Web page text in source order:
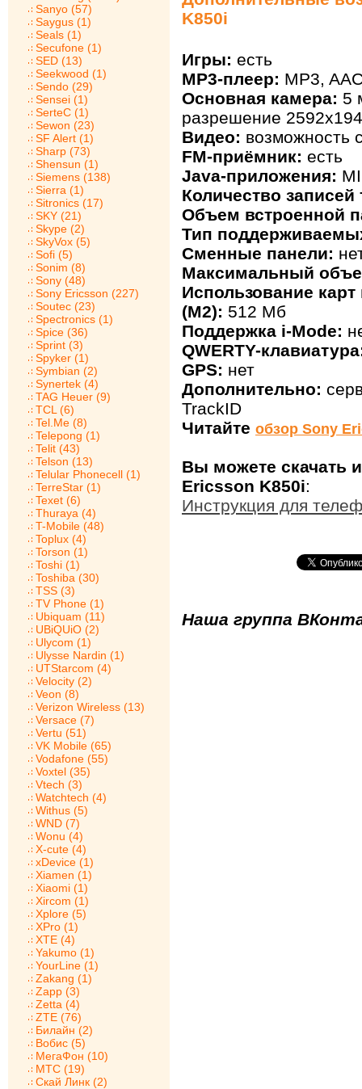
Sanyo (57)
Saygus (1)
Seals (1)
Secufone (1)
SED (13)
Seekwood (1)
Sendo (29)
Sensei (1)
SerteC (1)
Sewon (23)
SF Alert (1)
Sharp (73)
Shensun (1)
Siemens (138)
Sierra (1)
Sitronics (17)
SKY (21)
Skype (2)
SkyVox (5)
Sofi (5)
Sonim (8)
Sony (48)
Sony Ericsson (227)
Soutec (23)
Spectronics (1)
Spice (36)
Sprint (3)
Spyker (1)
Symbian (2)
Synertek (4)
TAG Heuer (9)
TCL (6)
Tel.Me (8)
Telepong (1)
Telit (43)
Telson (13)
Telular Phonecell (1)
TerreStar (1)
Texet (6)
Thuraya (4)
T-Mobile (48)
Toplux (4)
Torson (1)
Toshi (1)
Toshiba (30)
TSS (3)
TV Phone (1)
Ubiquam (11)
UBiQUiO (2)
Ulycom (1)
Ulysse Nardin (1)
UTStarcom (4)
Velocity (2)
Veon (8)
Verizon Wireless (13)
Versace (7)
Vertu (51)
VK Mobile (65)
Vodafone (55)
Voxtel (35)
Vtech (3)
Watchtech (4)
Withus (5)
WND (7)
Wonu (4)
X-cute (4)
xDevice (1)
Xiamen (1)
Xiaomi (1)
Xircom (1)
Xplore (5)
XPro (1)
XTE (4)
Yakumo (1)
YourLine (1)
Zakang (1)
Zapp (3)
Zetta (4)
ZTE (76)
Билайн (2)
Вобис (5)
МегаФон (10)
МТС (19)
Скай Линк (2)
K850i
Игры: есть
MP3-плеер: MP3,
Основная камера: 5
разрешение
Видео: возможность
FM-приёмник: есть
Java-приложения:
Количество
Объем встроенной
Тип
Сменные панели:
Максимальный
Использование
(M2): 512 Мб
Поддержка i-Mode:
QWERTY-
GPS: нет
Дополнительно:
TrackID
Читайте обзор Sony
Вы можете скачать
Ericsson K850i:
Инструкция для
Наша группа